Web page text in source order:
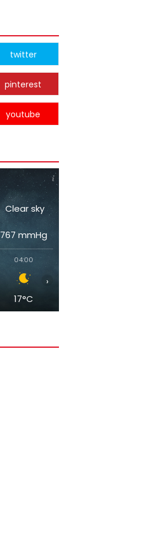
twitter
pinterest
youtube
Clear sky
767 mmHg
04:00
17°C
›